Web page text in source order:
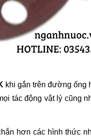
khi gắn trên đường ống
tác động vật lý cũng
hơn các hình thức